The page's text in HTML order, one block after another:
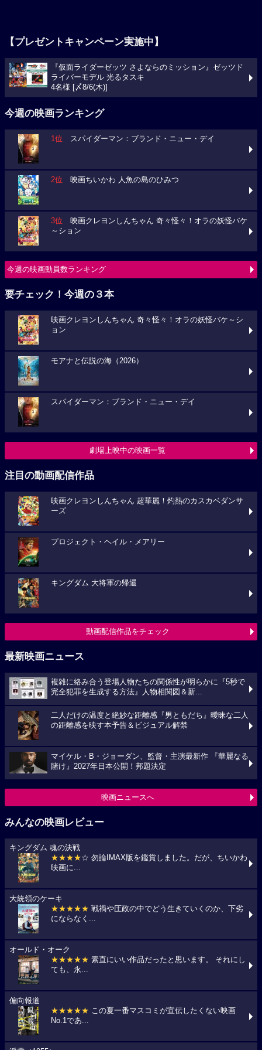
【プレゼントキャンペーン実施中】
『仮面ライダーゼッツ さよならのミッション』ゼッツド
ライバーモデル 光るタスキ
4名様 [〆8/6(木)]
今週の映画ランキング
1位 スパイダーマン：ブランド・ニュー・デイ
2位 映画ちいかわ 人魚の島のひみつ
3位 映画クレヨンしんちゃん 奇々怪々！オラの妖怪バケ
～ション
今週の映画動員数ランキング
要チェック！今週の３本
映画クレヨンしんちゃん 奇々怪々！オラの妖怪バケ～シ
ョン
モアナと伝説の海（2026）
スパイダーマン：ブランド・ニュー・デイ
劇場上映中の映画一覧
注目の動画配信作品
映画クレヨンしんちゃん 超華麗！灼熱のカスカベダンサ
ーズ
プロジェクト・ヘイル・メアリー
キングダム 大将軍の帰還
動画配信作品をチェック
最新映画ニュース
複雑に絡み合う登場人物たちの関係性が明らかに『5秒で
完全犯罪を生成する方法』人物相関図＆新...
二人だけの温度と絶妙な距離感『男ともだち』曖昧な二人
の距離感を映す本予告＆ビジュアル解禁
マイケル・B・ジョーダン、監督・主演最新作 『華麗なる
賭け』2027年日本公開！邦題決定
映画ニュースへ
みんなの映画レビュー
キングダム 魂の決戦
★★★★☆ 勿論IMAX版を鑑賞しました。だが、ちいかわ
映画に...
大統領のケーキ
★★★★★ 戦禍や圧政の中でどう生きていくのか、下劣
にならなく...
オールド・オーク
★★★★★ 素直にいい作品だったと思います。 それにし
ても、永...
偏向報道
★★★★★ この夏一番マスコミが宣伝したくない映画
No.1であ...